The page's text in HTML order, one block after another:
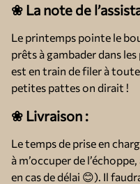
❀ La note de
Le printemps pointe le
prêts à gambader dans
est en train de filer à
petites pattes on dirait !
❀ Livraison :
Le temps de prise en
à m’occuper de
en cas de délai 😊). Il